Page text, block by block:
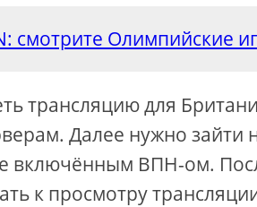
смотрите Олимпийские
трансляцию для
Далее нужно
включённым ВПН-ом.
к просмотру